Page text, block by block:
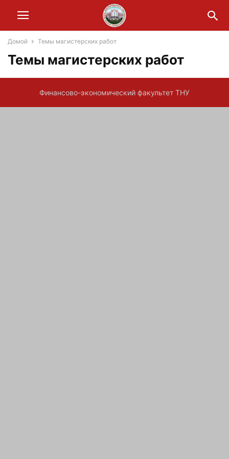
Домой Темы магистерских работ
Темы магистерских работ
Финансово-экономический факультет ТНУ